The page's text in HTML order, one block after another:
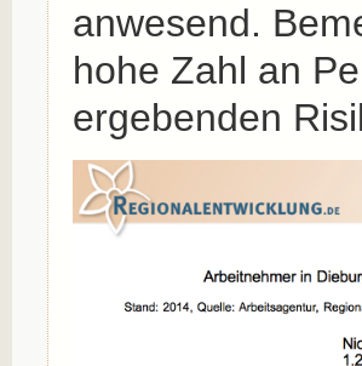
anwesend.
hohe Zahl an
ergebenden